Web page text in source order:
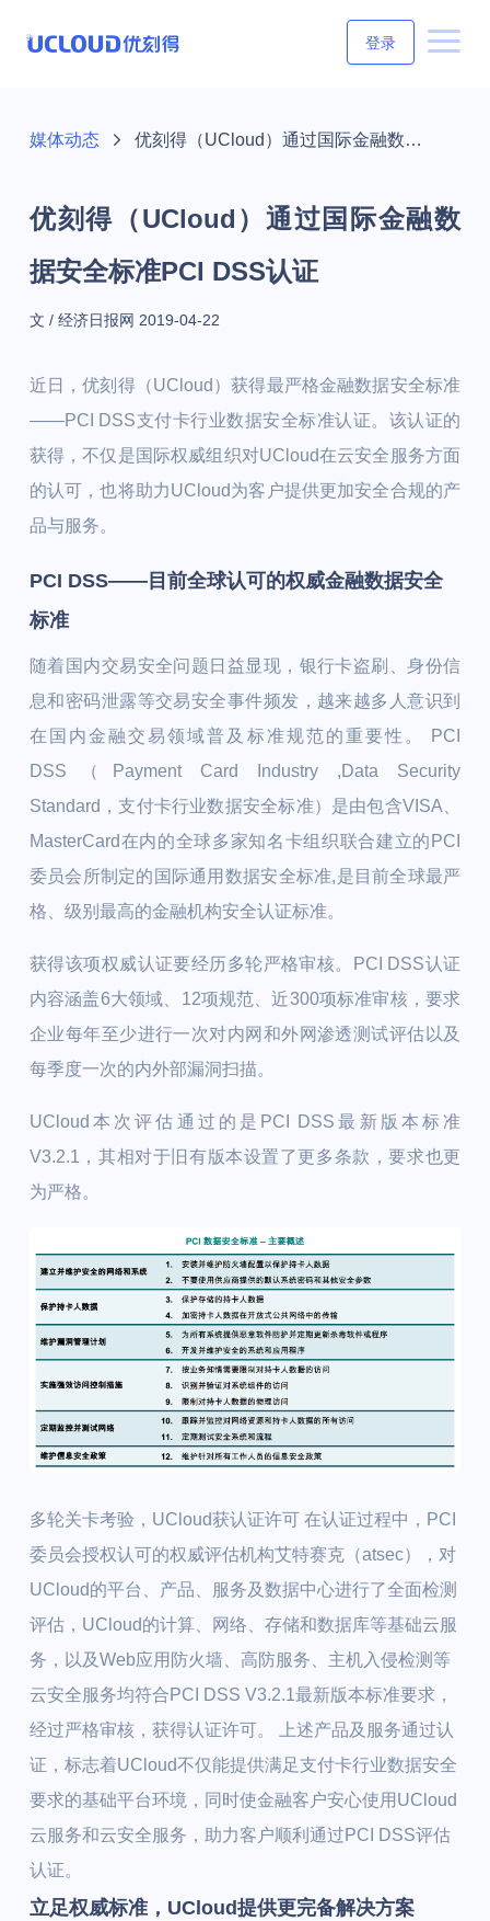
登录
媒体动态 优刻得（UCloud）通过国际金融数据安全标准PCI DSS认证
优刻得（UCloud）通过国际金融数
据安全标准PCI DSS认证
文 / 经济日报网 2019-04-22
近日，优刻得（UCloud）获得最严格金融数据安全标准
——PCI DSS支付卡行业数据安全标准认证。该认证的
获得，不仅是国际权威组织对UCloud在云安全服务方面
的认可，也将助力UCloud为客户提供更加安全合规的产
品与服务。
PCI DSS——目前全球认可的权威金融数据安全
标准
随着国内交易安全问题日益显现，银行卡盗刷、身份信
息和密码泄露等交易安全事件频发，越来越多人意识到
在国内金融交易领域普及标准规范的重要性。 PCI
DSS（Payment Card Industry ,Data Security
Standard，支付卡行业数据安全标准）是由包含VISA、
MasterCard在内的全球多家知名卡组织联合建立的PCI
委员会所制定的国际通用数据安全标准,是目前全球最严
格、级别最高的金融机构安全认证标准。
获得该项权威认证要经历多轮严格审核。PCI DSS认证
内容涵盖6大领域、12项规范、近300项标准审核，要求
企业每年至少进行一次对内网和外网渗透测试评估以及
每季度一次的内外部漏洞扫描。
UCloud本次评估通过的是PCI DSS最新版本标准
V3.2.1，其相对于旧有版本设置了更多条款，要求也更
为严格。
多轮关卡考验，UCloud获认证许可 在认证过程中，PCI
委员会授权认可的权威评估机构艾特赛克（atsec），对
UCloud的平台、产品、服务及数据中心进行了全面检测
评估，UCloud的计算、网络、存储和数据库等基础云服
务，以及Web应用防火墙、高防服务、主机入侵检测等
云安全服务均符合PCI DSS V3.2.1最新版本标准要求，
经过严格审核，获得认证许可。 上述产品及服务通过认
证，标志着UCloud不仅能提供满足支付卡行业数据安全
要求的基础平台环境，同时使金融客户安心使用UCloud
云服务和云安全服务，助力客户顺利通过PCI DSS评估
认证。
立足权威标准，UCloud提供更完备解决方案